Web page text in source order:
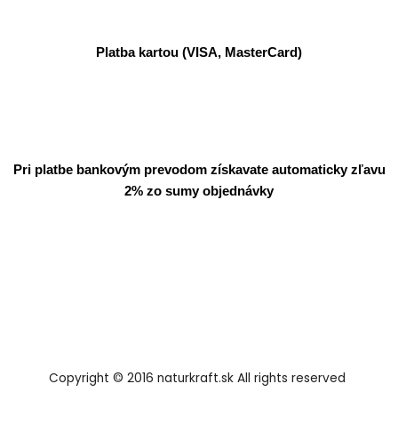
Platba kartou (VISA, MasterCard)
Pri platbe bankovým prevodom získavate automaticky zľavu
2% zo sumy objednávky
Copyright © 2016 naturkraft.sk All rights reserved